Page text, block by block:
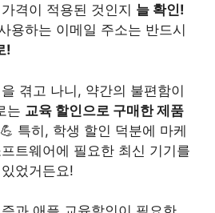
격이 적용된 것인지 늘 확인!
용하는 이메일 주소는 반드시
!
겪고 나니, 약간의 불편함이
는 교육 할인으로 구매한 제품
특히, 학생 할인 덕분에 마케
트웨어에 필요한 최신 기기를
었거든요!